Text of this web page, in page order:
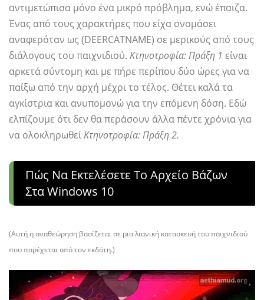
αντιμετώπισα μόνο ένα μικρό πρόβλημα, ενώ έπαιζα.
Ένας από τους χαρακτήρες που είχα ονομάσει
αναφερόταν ως (DEERCATNAME) σε μερικούς από τους
διάλογους του παιχνιδιού. Κτηνοτροφία: Πράξη 1 είναι
αρκετά σύντομη και με πήρε περίπου δύο ώρες για να
παίξω από την αρχή μέχρι το τέλος. Θέτει καλά τα
αγκίστρια και ανυπομονώ για την επόμενη δόση. Εδώ
ελπίζουμε ότι δεν θα περάσουν άλλα πέντε χρόνια για
να ολοκληρωθείΚτηνοτροφία: Πράξη 2.
Πώς Να Εκτελέσετε Το Αρχείο Βάζων
Στα Windows 10
(Αυτή η αναθεώρηση βασίζεται σε μια λιανική κατασκευή του παιχνιδιού
που παρέχεται από τον εκδότη.)